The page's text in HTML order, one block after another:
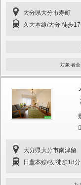
大分県大分市寿町
久大本線/大分 徒歩
対象者全
大分県大分市南津留
日豊本線/牧 徒歩18分